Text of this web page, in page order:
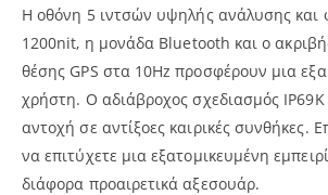
Η οθόνη 5 ιντσών υψηλής ανάλυσης και
1200nit, η μονάδα Bluetooth και ο
θέσης GPS στα 10Hz προσφέρουν μια
χρήστη. Ο αδιάβροχος σχεδιασμός IP69K
αντοχή σε αντίξοες καιρικές συνθήκες.
να επιτύχετε μια εξατομικευμένη
διάφορα προαιρετικά αξεσουάρ.